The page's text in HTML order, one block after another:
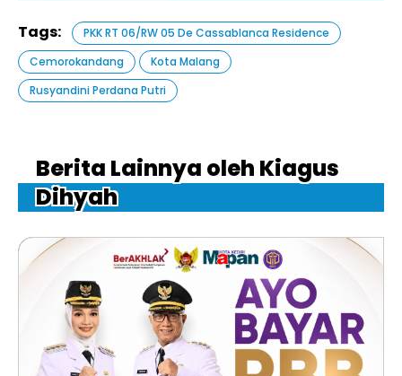
Tags:
PKK RT 06/RW 05 De Cassablanca Residence
Cemorokandang
Kota Malang
Rusyandini Perdana Putri
Berita Lainnya oleh Kiagus
Dihyah